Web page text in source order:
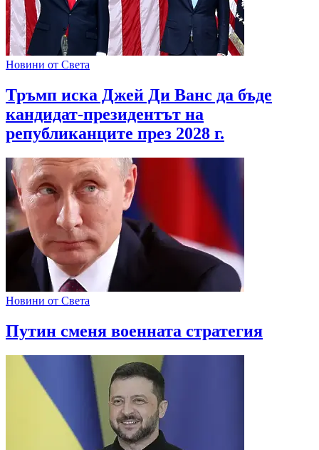
Новини от Света
Тръмп иска Джей Ди Ванс да бъде
кандидат-президентът на
републиканците през 2028 г.
Новини от Света
Путин сменя военната стратегия